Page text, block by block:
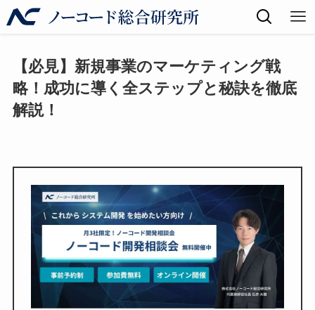
【必見】新規事業のマーケティング戦
略！成功に導く全ステップと秘訣を徹底
解説！